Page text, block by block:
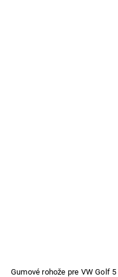
Gumové rohože pre VW Golf